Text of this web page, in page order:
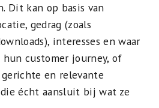
Dit kan op basis van
gedrag (zoals
interesses en waar
customer journey, of
en relevante
écht aansluit bij wat ze